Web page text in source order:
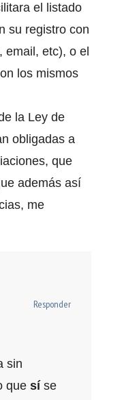
el listado
su registro con
email, etc), o el
los mismos
la Ley de
obligadas a
que
además así
me
Responder
sin
que sí se